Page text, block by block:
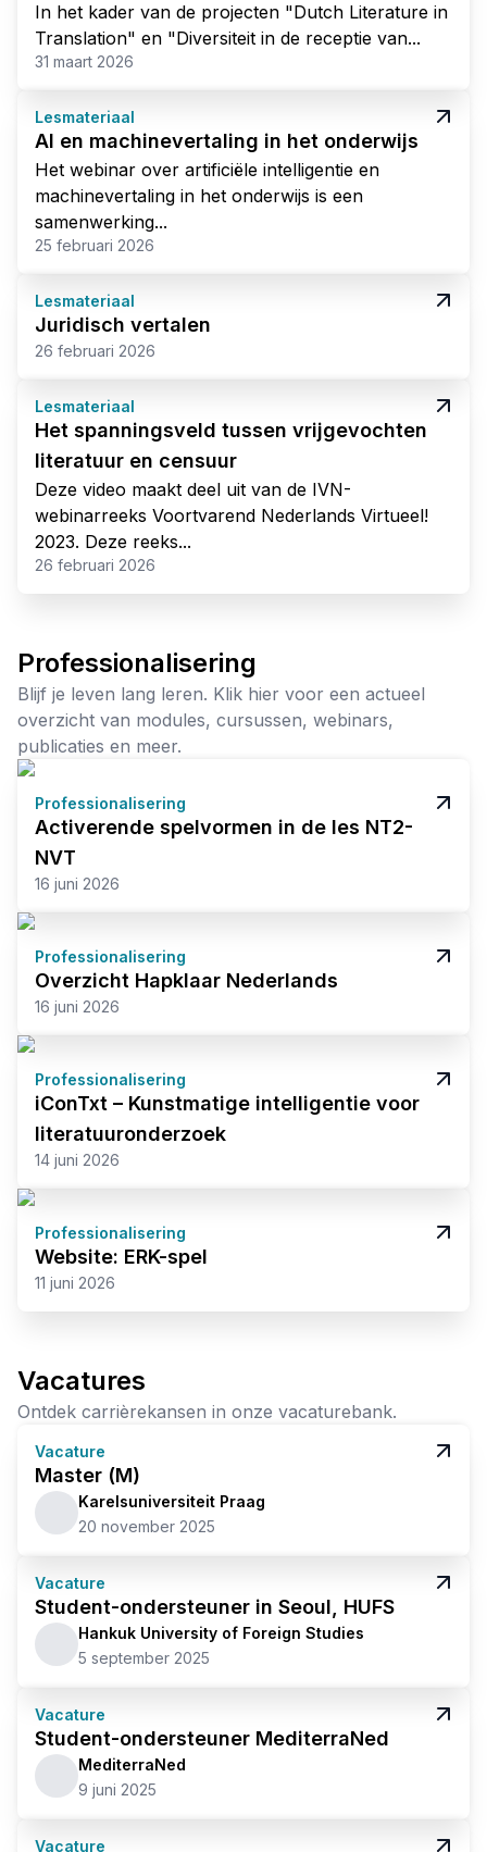
In het kader van de projecten "Dutch Literature in
Translation" en "Diversiteit in de receptie van...
31 maart 2026
Lesmateriaal
AI en machinevertaling in het onderwijs
Het webinar over artificiële intelligentie en
machinevertaling in het onderwijs is een
samenwerking...
25 februari 2026
Lesmateriaal
Juridisch vertalen
26 februari 2026
Lesmateriaal
Het spanningsveld tussen vrijgevochten
literatuur en censuur
Deze video maakt deel uit van de IVN-
webinarreeks Voortvarend Nederlands Virtueel!
2023. Deze reeks...
26 februari 2026
Professionalisering
Blijf je leven lang leren. Klik hier voor een actueel
overzicht van modules, cursussen, webinars,
publicaties en meer.
Professionalisering
Activerende spelvormen in de les NT2-
NVT
16 juni 2026
Professionalisering
Overzicht Hapklaar Nederlands
16 juni 2026
Professionalisering
iConTxt – Kunstmatige intelligentie voor
literatuuronderzoek
14 juni 2026
Professionalisering
Website: ERK-spel
11 juni 2026
Vacatures
Ontdek carrièrekansen in onze vacaturebank.
Vacature
Master (M)
Karelsuniversiteit Praag
20 november 2025
Vacature
Student-ondersteuner in Seoul, HUFS
Hankuk University of Foreign Studies
5 september 2025
Vacature
Student-ondersteuner MediterraNed
MediterraNed
9 juni 2025
Vacature